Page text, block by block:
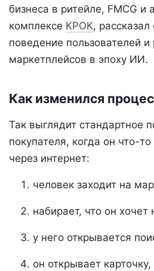
бизнеса в ритейле, FMCG
комплексе КРОК,
поведение пользователей и
маркетплейсов в эпоху ИИ.
Как изменился
Так выглядит стандартное
покупателя, когда он что-
через интернет:
человек заходит на
набирает, что он хочет
у него открывается
он открывает карточку,